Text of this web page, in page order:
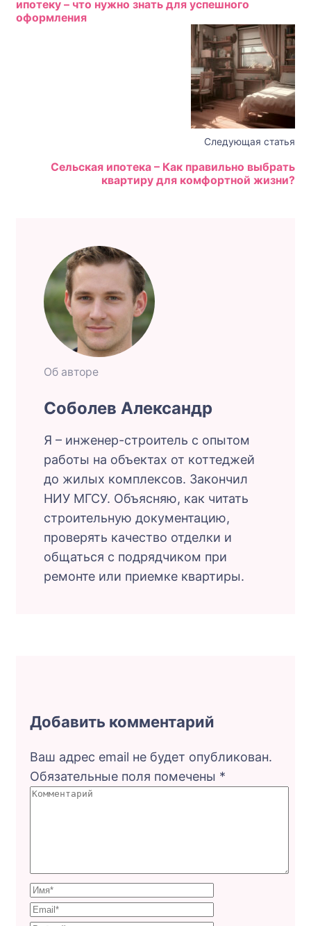
ипотеку – что нужно знать для успешного
оформления
Следующая статья
Сельская ипотека – Как правильно выбрать
квартиру для комфортной жизни?
Об авторе
Соболев Александр
Я – инженер-строитель с опытом
работы на объектах от коттеджей
до жилых комплексов. Закончил
НИУ МГСУ. Объясняю, как читать
строительную документацию,
проверять качество отделки и
общаться с подрядчиком при
ремонте или приемке квартиры.
Добавить комментарий
Ваш адрес email не будет опубликован.
Обязательные поля помечены *